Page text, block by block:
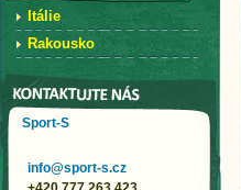
Itálie
Rakousko
Sport-S
info@sport-s.cz